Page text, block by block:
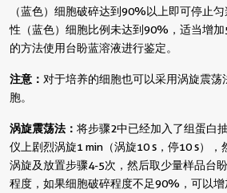
（蓝色）细胞破碎达到90%以上即可停止
性（蓝色）细胞比例未达到90%，适当增
的方法使用台盼蓝溶液进行鉴定。
注意： 对于培养的细胞也可以采用涡旋震荡
胞。
涡旋震荡法： 将步骤2中已经加入了组蛋白
仪上剧烈涡旋1 min（涡旋10 s，停10 s），
涡旋及放置步骤4-5次，然后取少量样品台
程度，如果细胞破碎程度不足90%，可以